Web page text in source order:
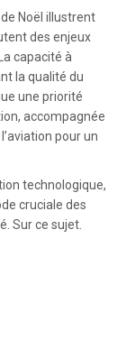
Noël illustrent
des enjeux
capacité à
la qualité du
une priorité
accompagnée
pour un
technologique,
cruciale des
Sur ce sujet.